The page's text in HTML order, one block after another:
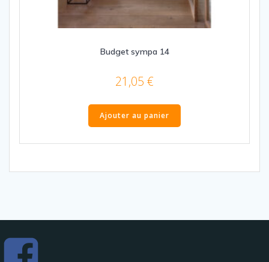
Budget sympa 14
21,05 €
Ajouter au panier